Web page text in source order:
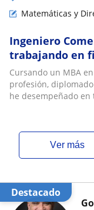
Matemáticas y
Ingeniero
trabajando en
Cursando un MBA
profesión,
he desempeñado en
ver más
Destacado